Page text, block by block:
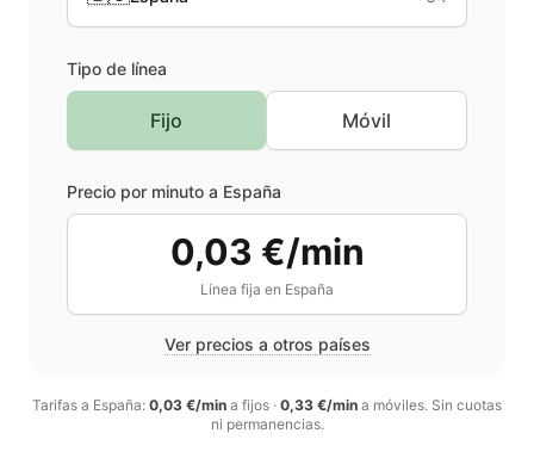
Tipo de línea
Fijo Móvil
Precio por minuto a España
0,03 €/min
Línea fija en España
Ver precios a otros países
Tarifas a España: 0,03 €/min a fijos · 0,33 €/min a móviles. Sin cuotas
ni permanencias.